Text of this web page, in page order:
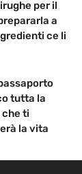
per il
a
ce li
tutta la
ti
la vita